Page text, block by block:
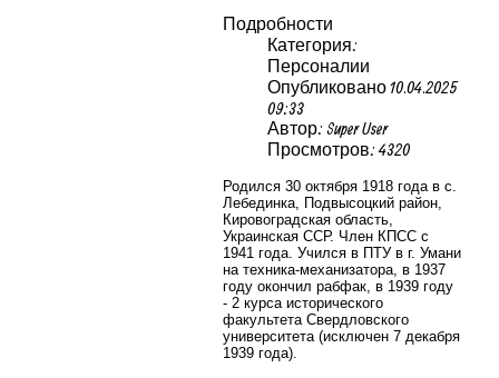
Подробности
Категория:
Персоналии
Опубликовано 10.04.2025
09:33
Автор: Super User
Просмотров: 4320
Родился 30 октября 1918 года в с.
Лебединка, Подвысоцкий район,
Кировоградская область,
Украинская ССР. Член КПСС с
1941 года. Учился в ПТУ в г. Умани
на техника-механизатора, в 1937
году окончил рабфак, в 1939 году
- 2 курса исторического
факультета Свердловского
университета (исключен 7 декабря
1939 года).